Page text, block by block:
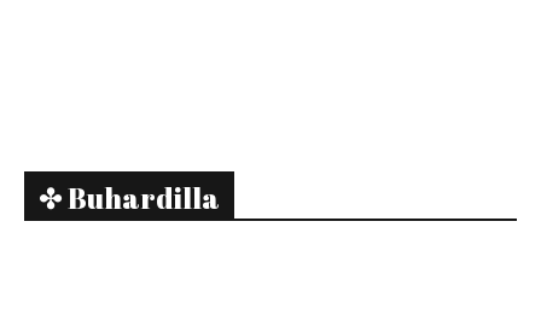
✤ Buhardilla